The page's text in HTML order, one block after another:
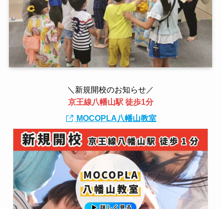
＼新規開校のお知らせ／
京王線八幡山駅 徒歩1分
MOCOPLA八幡山教室